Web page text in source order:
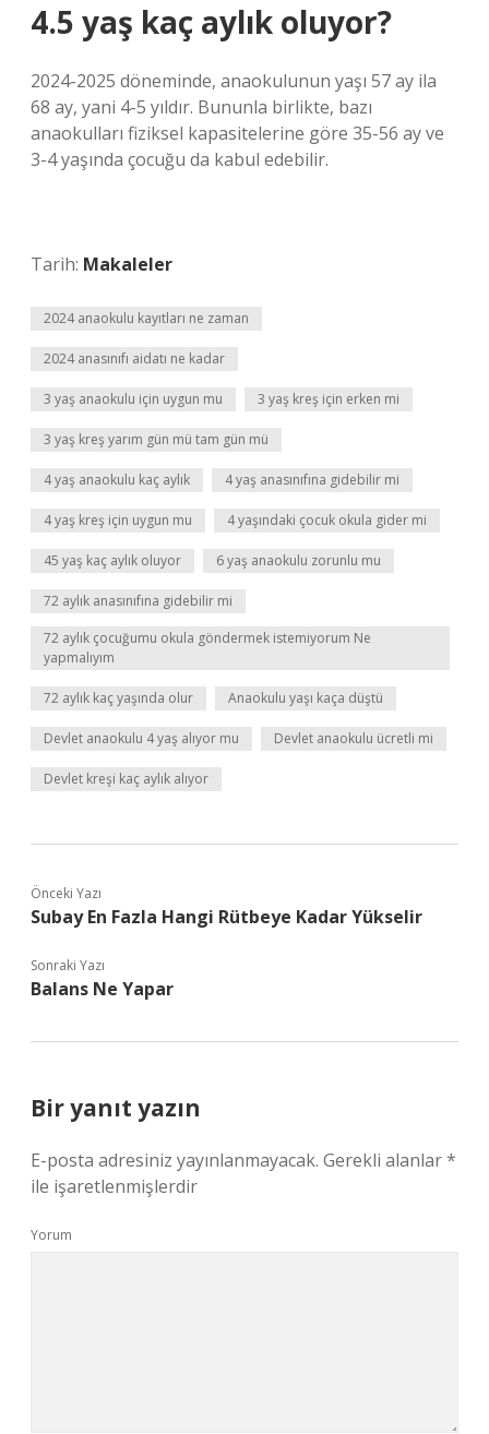
4.5 yaş kaç aylık oluyor?
2024-2025 döneminde, anaokulunun yaşı 57 ay ila
68 ay, yani 4-5 yıldır. Bununla birlikte, bazı
anaokulları fiziksel kapasitelerine göre 35-56 ay ve
3-4 yaşında çocuğu da kabul edebilir.
Tarih: Makaleler
2024 anaokulu kayıtları ne zaman
2024 anasınıfı aidatı ne kadar
3 yaş anaokulu için uygun mu 3 yaş kreş için erken mi
3 yaş kreş yarım gün mü tam gün mü
4 yaş anaokulu kaç aylık 4 yaş anasınıfına gidebilir mi
4 yaş kreş için uygun mu 4 yaşındaki çocuk okula gider mi
45 yaş kaç aylık oluyor 6 yaş anaokulu zorunlu mu
72 aylık anasınıfına gidebilir mi
72 aylık çocuğumu okula göndermek istemiyorum Ne
yapmalıyım
72 aylık kaç yaşında olur Anaokulu yaşı kaça düştü
Devlet anaokulu 4 yaş alıyor mu Devlet anaokulu ücretli mi
Devlet kreşi kaç aylık alıyor
Önceki Yazı
Subay En Fazla Hangi Rütbeye Kadar Yükselir
Sonraki Yazı
Balans Ne Yapar
Bir yanıt yazın
E-posta adresiniz yayınlanmayacak. Gerekli alanlar*
ile işaretlenmişlerdir
Yorum